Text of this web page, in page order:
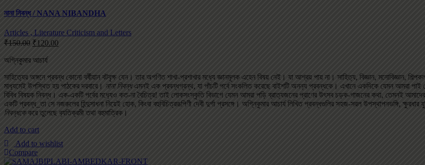
নানা নিবন্ধ / NANA NIBANDHA
Articles , Literature Criticism and Letters
₹150.00 ₹120.00
অগ্নিকুমার আচার্য
সাহিত‌্যের অঙ্গনে প্রবন্ধ কোনো বর্ষীয়ান বটবৃক্ষ যেন। তার অগণিত শাখা-প্রশাখার মধ‌্যে জ্ঞানমূলক এহেন বিষয় নেই। যা আশ্রয় পায় না। সাহিত‌্য, বিজ্ঞান, মনোবিজ্ঞান,
মাধ‌্যমেই উপস্থিত হয় পাঠকের দরবারে। নানা নিবন্ধএমনই এক প্রবন্ধগ্রন্থ, যা পাঁচটি পর্বে সংকলিত করেছে বাইশটি অন‌ন‌্য প্রবন্ধকে। এখানে একদিকে যেমন আমরা
বিবিধ বিষয়ক নিবন্ধ। এক-একটি পর্বের মধ‌্যেও কত-না বৈচিত্র‌! তাই লোকসংস্কৃতি বিভাগে যেমন আমরা পড়ি ব্রাত‌্যজনের প্রাণের উৎসব চড়ক-গাজনের কথা, তেমনই
একটি প্রবন্ধ_তা সে নজরুলের হিন্দুসাধনা নিয়েই হোক, কিংবা বহুবিচিত্ররূপিণী দেবী দুর্গা প্রসঙ্গে। অগ্নিকুমার আচার্য লিখিত প্রবন্ধগুলির সহজ-সরল উপস্থাপনভঙ্গি,
নিবন্ধকেকরে তুলেছে ব‌্যতিক্রমী তথা বহুমাত্রিক।
Add to cart
Add to wishlist
Compare